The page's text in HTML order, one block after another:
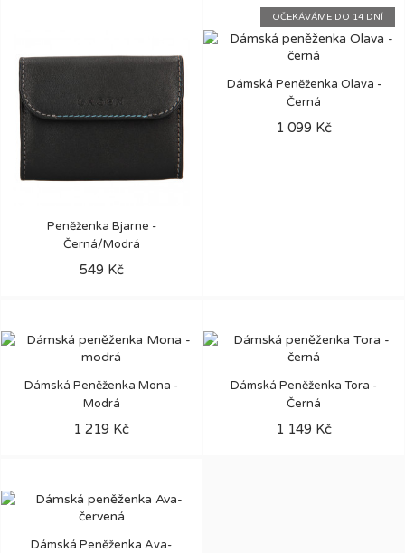
Peněženka Bjarne -
Černá/modrá
549 Kč
OČEKÁVÁME DO 14 DNÍ
Dámská Peněženka Olava -
Černá
1 099 Kč
Dámská Peněženka Mona -
Modrá
1 219 Kč
Dámská Peněženka Tora -
Černá
1 149 Kč
Dámská Peněženka Ava-